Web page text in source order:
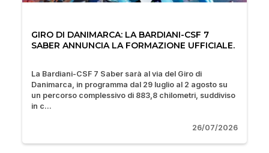
GIRO DI DANIMARCA: LA BARDIANI-CSF 7
SABER ANNUNCIA LA FORMAZIONE UFFICIALE.
La Bardiani-CSF 7 Saber sarà al via del Giro di
Danimarca, in programma dal 29 luglio al 2 agosto su
un percorso complessivo di 883,8 chilometri, suddiviso
in c...
26/07/2026